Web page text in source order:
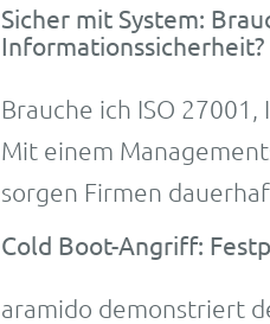
Sicher mit System:
Informationssicherheit?
Brauche ich ISO 27001,
Mit einem
sorgen Firmen
Cold Boot-Angriff:
aramido demonstriert